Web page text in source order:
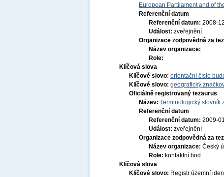
European Partilament and of
Referenční datum
Referenční datum: 2008-
Událost: zveřejnění
Organizace zodpovědná za
Název organizace:
Role:
Klíčová slova
Klíčové slovo: orientační číslo
Klíčové slovo: geografický
Oficiálně registrovaný tezaurus
Název: Terminologický slovník
Referenční datum
Referenční datum: 2009-
Událost: zveřejnění
Organizace zodpovědná za
Název organizace: Český
Role: kontaktní bod
Klíčová slova
Klíčové slovo: Registr územní